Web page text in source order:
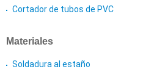
Cortador de tubos de PVC
Materiales
Soldadura al estaño